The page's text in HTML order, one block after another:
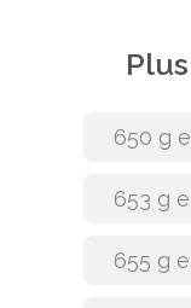
650 g
653 g
655 g